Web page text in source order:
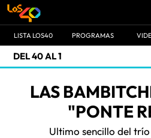
LISTA LOS40 PROGRAMAS
DEL 40 AL 1
LAS
"PONTE
Ultimo sencillo del